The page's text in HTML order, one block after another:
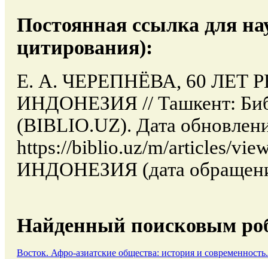
Постоянная ссылка для
цитирования):
Е. А. ЧЕРЕПНЁВА, 60 ЛЕТ
ИНДОНЕЗИЯ // Ташкент:
(BIBLIO.UZ). Дата
https://biblio.uz/m/articles/
ИНДОНЕЗИЯ (дата
Найденный поисковым
Восток. Афро-азиатские общества: история и